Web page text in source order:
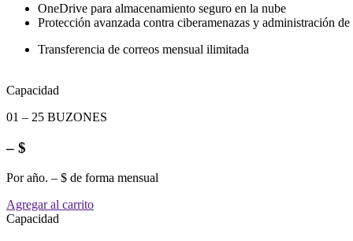
OneDrive para almacenamiento seguro en la nube
Protección avanzada contra ciberamenazas y administración
Transferencia de correos mensual ilimitada
Capacidad
01 – 25 BUZONES
– $
Por año. – $ de forma mensual
Agregar al carrito
Capacidad